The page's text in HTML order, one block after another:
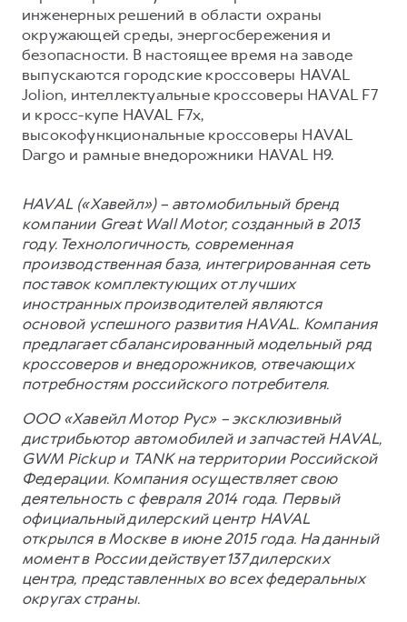
инженерных решений в области охраны
окружающей среды, энергосбережения и
безопасности. В настоящее время на заводе
выпускаются городские кроссоверы HAVAL
Jolion, интеллектуальные кроссоверы HAVAL F7
и кросс-купе HAVAL F7x,
высокофункциональные кроссоверы HAVAL
Dargo и рамные внедорожники HAVAL H9.
HAVAL («Хавейл») – автомобильный бренд
компании Great Wall Motor, созданный в 2013
году. Технологичность, современная
производственная база, интегрированная сеть
поставок комплектующих от лучших
иностранных производителей являются
основой успешного развития HAVAL. Компания
предлагает сбалансированный модельный ряд
кроссоверов и внедорожников, отвечающих
потребностям российского потребителя.
ООО «Хавейл Мотор Рус» – эксклюзивный
дистрибьютор автомобилей и запчастей HAVAL,
GWM Pickup и TANK на территории Российской
Федерации. Компания осуществляет свою
деятельность с февраля 2014 года. Первый
официальный дилерский центр HAVAL
открылся в Москве в июне 2015 года. На данный
момент в России действует 137 дилерских
центра, представленных во всех федеральных
округах страны.